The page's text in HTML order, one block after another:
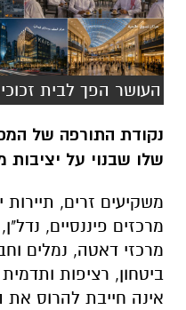
העושר הפך לבית
נקודת התורפה של
שלו שבנוי על יציבות
משקיעים זרים, תיירות
מרכזים פיננסיים,
מרכזי דאטה, נמלים
ביטחון, רציפות
אינה חייבת להרוס את